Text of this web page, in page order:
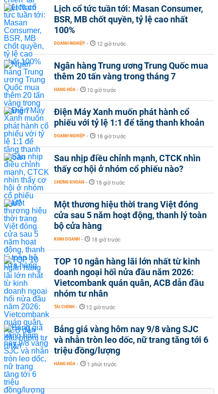
Lịch cổ tức tuần tới: Masan Consumer,
BSR, MB chốt quyền, tỷ lệ cao nhất
100%
DOANH NGHIỆP - 12 giờ trước
Ngân hàng Trung ương Trung Quốc mua
thêm 20 tấn vàng trong tháng 7
HÀNG HÓA - 10 giờ trước
Điện Máy Xanh muốn phát hành cổ
phiếu với tỷ lệ 1:1 để tăng thanh khoản
DOANH NGHIỆP - 18 giờ trước
Sau nhịp điều chỉnh mạnh, CTCK nhìn
thấy cơ hội ở nhóm cổ phiếu nào?
CHỨNG KHOÁN - 18 giờ trước
Một thương hiệu thời trang Việt đóng
cửa sau 5 năm hoạt động, thanh lý toàn
bộ cửa hàng
KINH DOANH - 18 giờ trước
TOP 10 ngân hàng lãi lớn nhất từ kinh
doanh ngoại hối nửa đầu năm 2026:
Vietcombank quán quân, ACB dẫn đầu
nhóm tư nhân
TÀI CHÍNH - 12 giờ trước
Bảng giá vàng hôm nay 9/8 vàng SJC
và nhẫn tròn leo dốc, nữ trang tăng tới 6
triệu đồng/lượng
HÀNG HÓA - 1 phút trước